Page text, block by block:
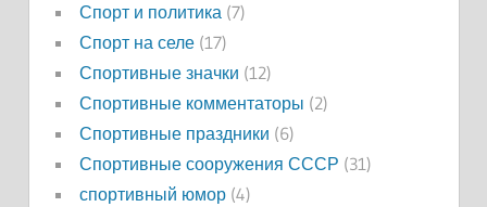
Спорт и политика(7)
Спорт на селе(17)
Спортивные значки (12)
Спортивные комментаторы (2)
Спортивные праздники (6)
Спортивные сооружения СССР (31)
спортивный юмор(4)